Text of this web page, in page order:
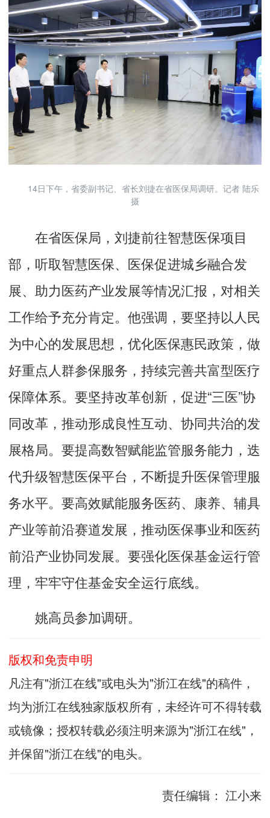
14日下午，省委副书记、省长刘捷在省医保局调研。记者 陆乐
摄
在省医保局，刘捷前往智慧医保项目
部，听取智慧医保、医保促进城乡融合发
展、助力医药产业发展等情况汇报，对相关
工作给予充分肯定。他强调，要坚持以人民
为中心的发展思想，优化医保惠民政策，做
好重点人群参保服务，持续完善共富型医疗
保障体系。要坚持改革创新，促进“三医”协
同改革，推动形成良性互动、协同共治的发
展格局。要提高数智赋能监管服务能力，迭
代升级智慧医保平台，不断提升医保管理服
务水平。要高效赋能服务医药、康养、辅具
产业等前沿赛道发展，推动医保事业和医药
前沿产业协同发展。要强化医保基金运行管
理，牢牢守住基金安全运行底线。
姚高员参加调研。
版权和免责申明
凡注有"浙江在线"或电头为"浙江在线"的稿件，
均为浙江在线独家版权所有，未经许可不得转载
或镜像；授权转载必须注明来源为"浙江在线"，
并保留"浙江在线"的电头。
责任编辑： 江小来